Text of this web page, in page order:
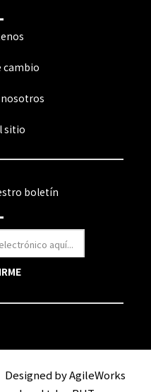
cambio
sitio
boletín
Designed byAgileWorks